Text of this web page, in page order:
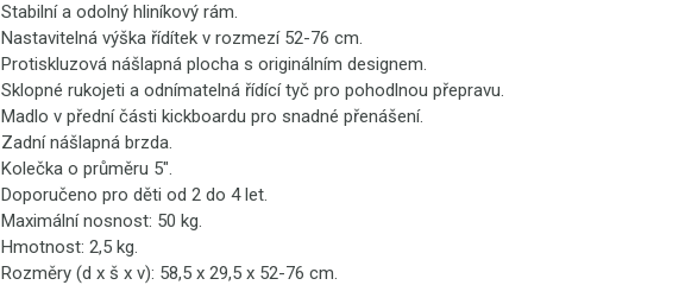
Stabilní a odolný hliníkový rám.
Nastavitelná výška řídítek v rozmezí 52-76 cm.
Protiskluzová nášlapná plocha s originálním designem.
Sklopné rukojeti a odnímatelná řídící tyč pro pohodlnou přepravu.
Madlo v přední části kickboardu pro snadné přenášení.
Zadní nášlapná brzda.
Kolečka o průměru 5".
Doporučeno pro děti od 2 do 4 let.
Maximální nosnost: 50 kg.
Hmotnost: 2,5 kg.
Rozměry (d x š x v): 58,5 x 29,5 x 52-76 cm.